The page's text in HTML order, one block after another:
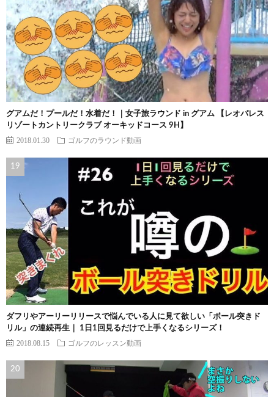
グアムだ！プールだ！水着だ！｜女子旅ラウンド in グアム 【レオパレス
リゾートカントリークラブ オーキッドコース 9H】
2018.01.30 ゴルフのラウンド動画
ダフリやアーリーリリースで悩んでいる人に見て欲しい「ボール突きド
リル」の連続再生｜ 1日1回見るだけで上手くなるシリーズ！
2018.08.15 ゴルフのレッスン動画